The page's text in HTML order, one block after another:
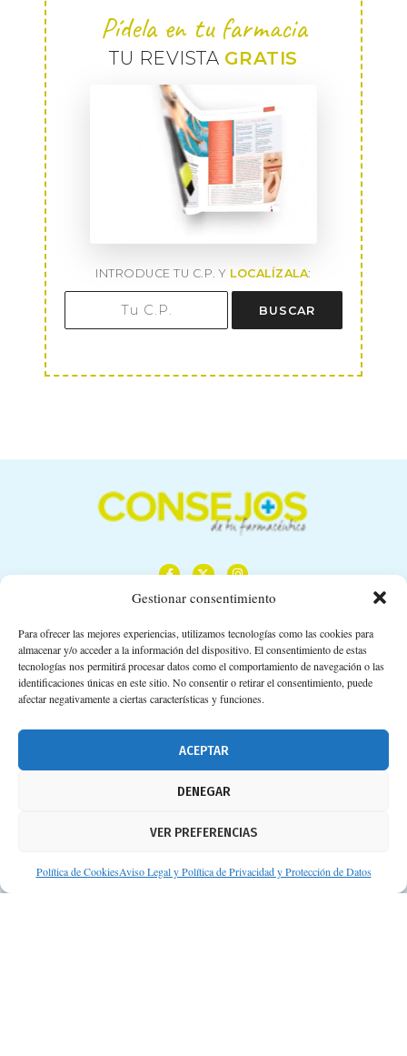
Gestionar consentimiento
Para ofrecer las mejores experiencias, utilizamos tecnologías como las cookies para
almacenar y/o acceder a la información del dispositivo. El consentimiento de estas
tecnologías nos permitirá procesar datos como el comportamiento de navegación o las
identificaciones únicas en este sitio. No consentir o retirar el consentimiento, puede
afectar negativamente a ciertas características y funciones.
ACEPTAR
DENEGAR
VER PREFERENCIAS
Política de CookiesAviso Legal y Política de Privacidad y Protección de Datos
Pídela en tu farmacia
TU REVISTA GRATIS
INTRODUCE TU C.P. Y LOCALÍZALA:
BUSCAR
Calle Camino de los Descubrimientos, 11,
Planta 3ª 41092 – Sevilla
674 02 62 03
Aviso legal
Protección de datos personales
Suscripción a Newsletter